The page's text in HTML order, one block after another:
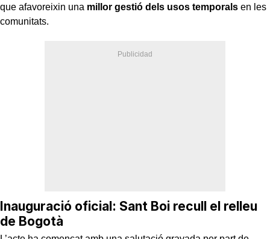
que afavoreixin una millor gestió dels usos temporals en les
comunitats.
Inauguració oficial: Sant Boi recull el relleu
de Bogotà